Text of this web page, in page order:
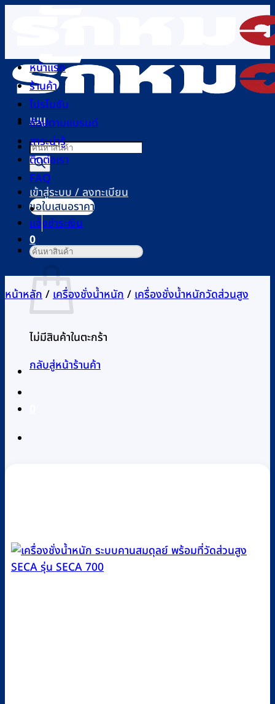
เนื้อหา
เมนู
Products
search
เข้าสู่ระบบ / ลงทะเบียน
0
ตะกร้าสินค้า
ไม่มีสินค้าในตะกร้า
กลับสู่หน้าร้านค้า
หน้าแรก
ร้านค้า
โปรโมชัน
ช้อปตามแบรนด์
สาระน่ารู้
ติดต่อเรา
FAQ
ขอใบเสนอราคา
แจ้งชำระเงิน
ค้นหา:
หน้าหลัก/เครื่องชั่งน้ำหนัก/เครื่องชั่งน้ำหนักวัดส่วนสูง